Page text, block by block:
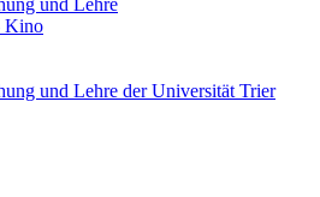
und Lehre
Kino
und Lehre der Universität Trier